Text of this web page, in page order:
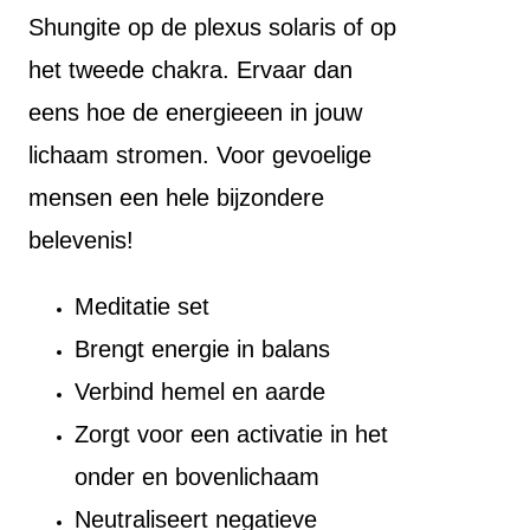
Shungite op de plexus solaris of op
het tweede chakra. Ervaar dan
eens hoe de energieeen in jouw
lichaam stromen. Voor gevoelige
mensen een hele bijzondere
belevenis!
Meditatie set
Brengt energie in balans
Verbind hemel en aarde
Zorgt voor een activatie in het
onder en bovenlichaam
Neutraliseert negatieve